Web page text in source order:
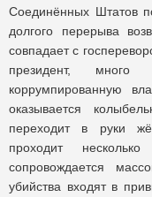
Соединённых Штатов
долгого перерыва
совпадает с
президент, много
коррумпированную
оказывается
переходит в руки
проходит
сопровождается
убийства входят в